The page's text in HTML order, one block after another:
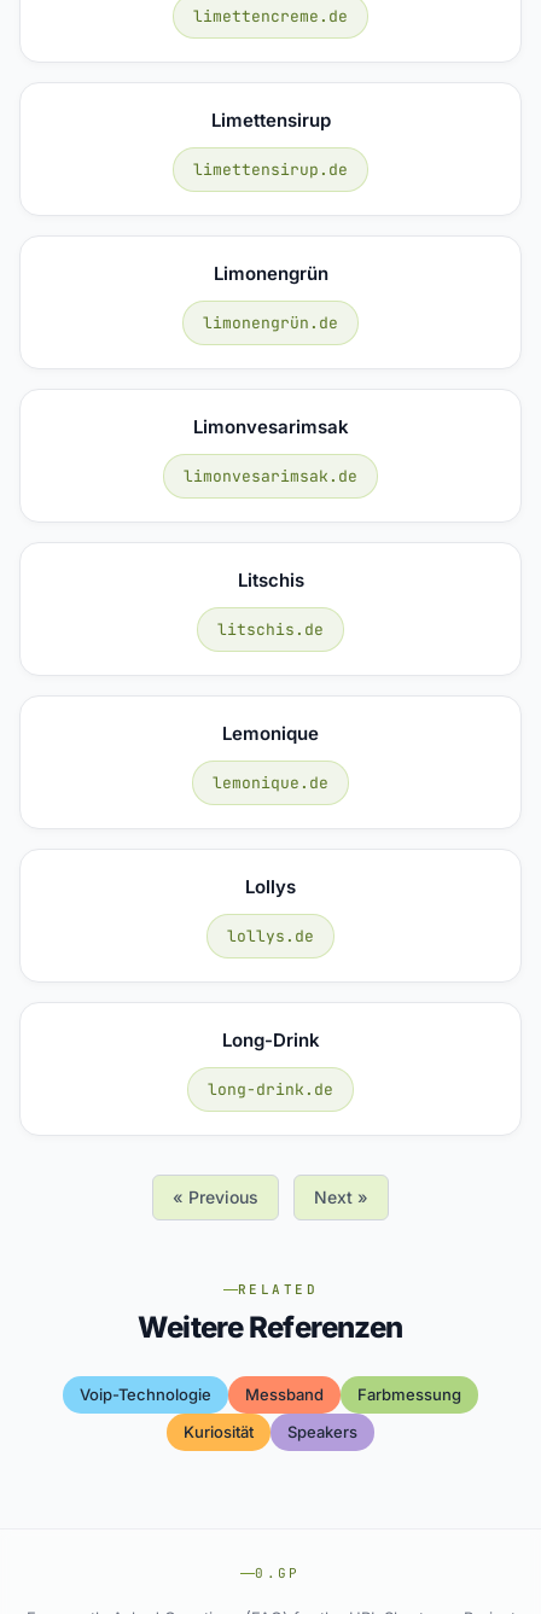
limettencreme.de
Limettensirup
limettensirup.de
Limonengrün
limonengrün.de
Limonvesarimsak
limonvesarimsak.de
Litschis
litschis.de
Lemonique
lemonique.de
Lollys
lollys.de
Long-Drink
long-drink.de
« Previous Next »
RELATED
Weitere Referenzen
Voip-Technologie Messband
Farbmessung
Kuriosität
Speakers
0.GP